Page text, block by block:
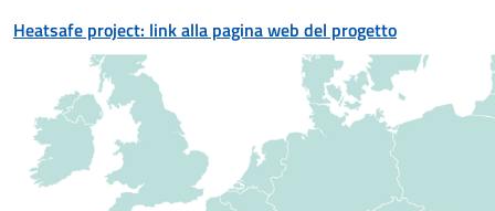
Heatsafe project: link alla pagina web del progetto